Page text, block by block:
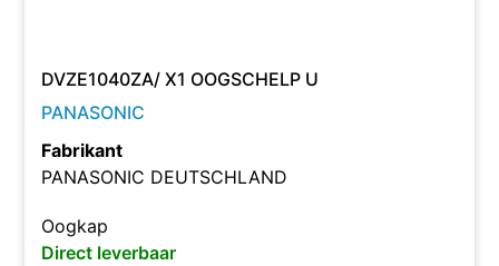
DVZE1040ZA/ X1 OOGSCHELP U
PANASONIC
Fabrikant
PANASONIC DEUTSCHLAND
Oogkap
Direct leverbaar